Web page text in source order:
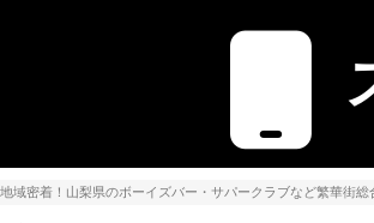
地域密着！山梨県のボーイズバー・サパークラブなど繁華街総